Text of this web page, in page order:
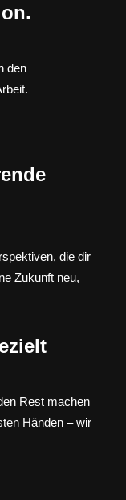
den
die dir
Zukunft neu,
Rest machen
Händen – wir